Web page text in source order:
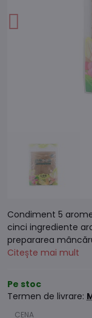
Condiment 5
cinci ingrediente
prepararea
Citește mai mult
Pe stoc
Termen de livrare: